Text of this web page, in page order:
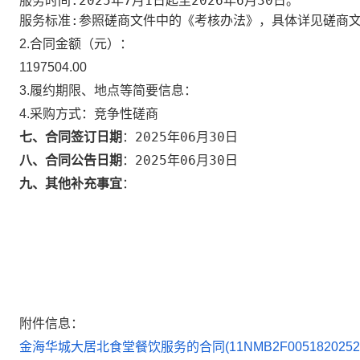
服务标准:参照磋商文件中的《考核办法》，具体详见磋商
2.合同金额（元）：
1197504.00
3.履约期限、地点等简要信息：
4.采购方式： 竞争性磋商
七、合同签订日期 ： 2025年06月30日
八、合同公告日期 ： 2025年06月30日
九、其他补充事宜：
附件信息：
金海华城大居北食堂餐饮服务的合同